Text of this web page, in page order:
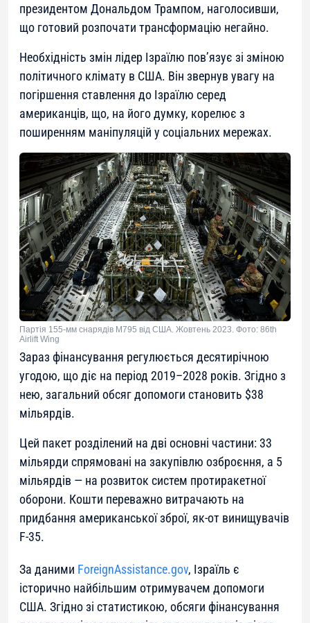
президентом Дональдом Трампом, наголосивши,
що готовий розпочати трансформацію негайно.
Необхідність змін лідер Ізраїлю пов’язує зі зміною
політичного клімату в США. Він звернув увагу на
погіршення ставлення до Ізраїлю серед
американців, що, на його думку, корелює з
поширенням маніпуляцій у соціальних мережах.
Партія 155-мм снарядів M795 від США. Жовтень 2023. Фото: 86th
Airlift Wing
Зараз фінансування регулюється десятирічною
угодою, що діє на період 2019–2028 років. Згідно з
нею, загальний обсяг допомоги становить $38
мільярдів.
Цей пакет розділений на дві основні частини: 33
мільярди спрямовані на закупівлю озброєння, а 5
мільярдів — на розвиток систем протиракетної
оборони. Кошти переважно витрачають на
придбання американської зброї, як-от винищувачів
F-35.
За даними ForeignAssistance.gov, Ізраїль є
історично найбільшим отримувачем допомоги
США. Згідно зі статистикою, обсяги фінансування